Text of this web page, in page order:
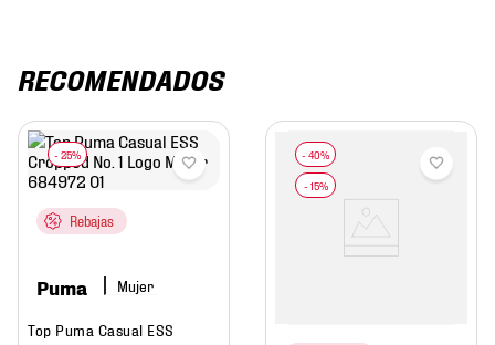
RECOMENDADOS
Rebajas
Puma Mujer
Top Puma Casual ESS